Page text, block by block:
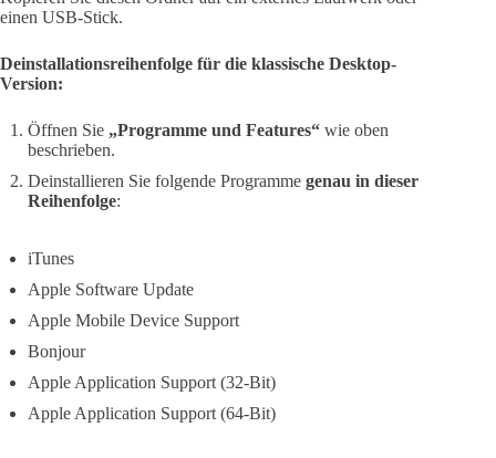
einen USB-Stick.
Deinstallationsreihenfolge für die klassische Desktop-
Version:
Öffnen Sie „Programme und Features“ wie oben
beschrieben.
Deinstallieren Sie folgende Programme genau in dieser
Reihenfolge:
iTunes
Apple Software Update
Apple Mobile Device Support
Bonjour
Apple Application Support (32-Bit)
Apple Application Support (64-Bit)